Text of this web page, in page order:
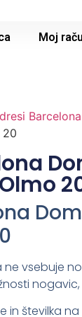
Moj
Barcelona
20
vsebuje
in številka